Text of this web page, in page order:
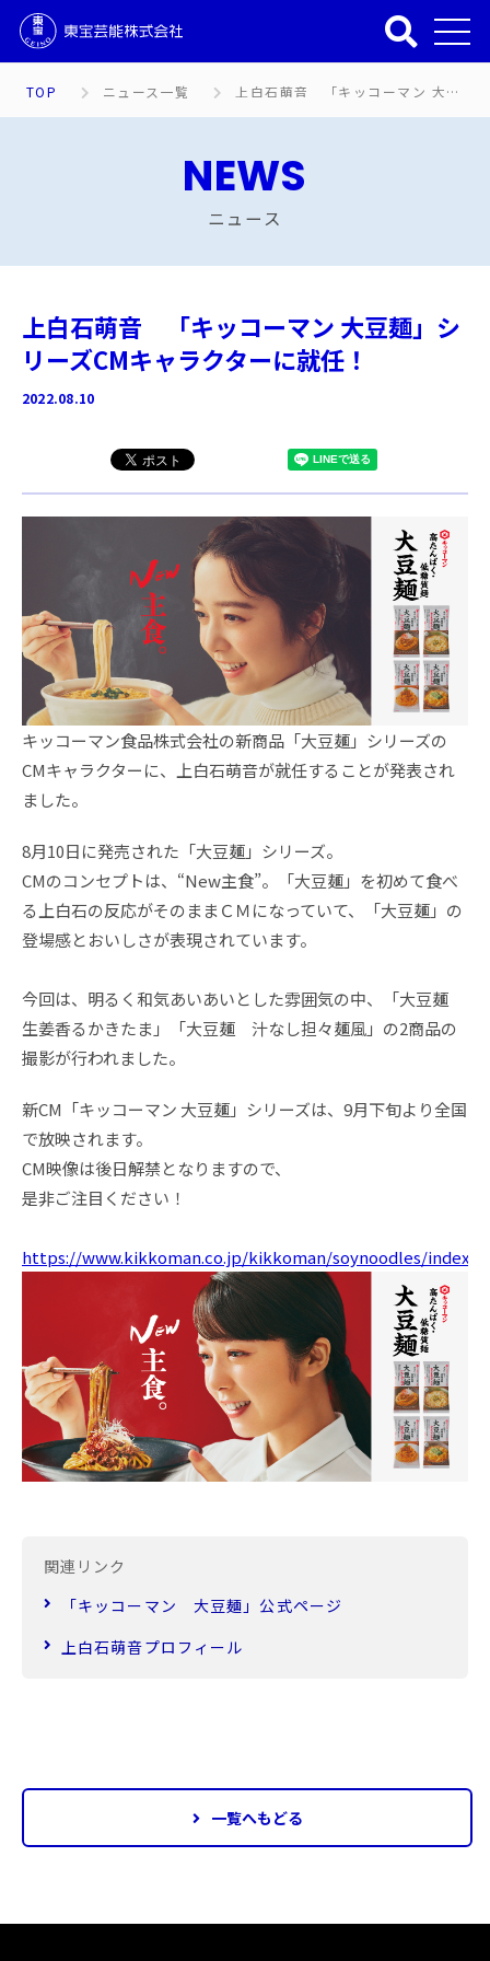
TOP ニュース一覧 上白石萌音 「キッコーマン 大豆麺」シリーズCMキャラクターに就任！
NEWS
ニュース
上白石萌音 「キッコーマン 大豆麺」シ
リーズCMキャラクターに就任！
2022.08.10
キッコーマン食品株式会社の新商品「大豆麺」シリーズの
CMキャラクターに、上白石萌音が就任することが発表され
ました。
8月10日に発売された「大豆麺」シリーズ。
CMのコンセプトは、“New主食”。「大豆麺」を初めて食べ
る上白石の反応がそのままＣＭになっていて、「大豆麺」の
登場感とおいしさが表現されています。
今回は、明るく和気あいあいとした雰囲気の中、「大豆麺
生姜香るかきたま」「大豆麺 汁なし担々麺風」の2商品の
撮影が行われました。
新CM「キッコーマン 大豆麺」シリーズは、9月下旬より全国
で放映されます。
CM映像は後日解禁となりますので、
是非ご注目ください！
https://www.kikkoman.co.jp/kikkoman/soynoodles/
関連リンク
「キッコーマン 大豆麺」公式ページ
上白石萌音プロフィール
一覧へもどる